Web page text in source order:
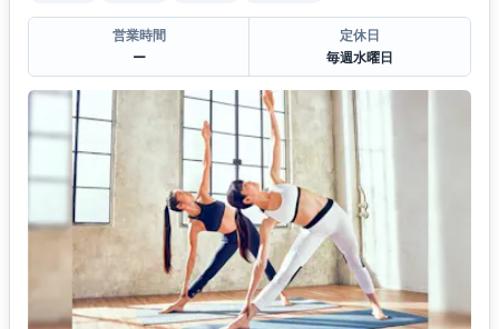
営業時間
ー
定休日
毎週水曜日